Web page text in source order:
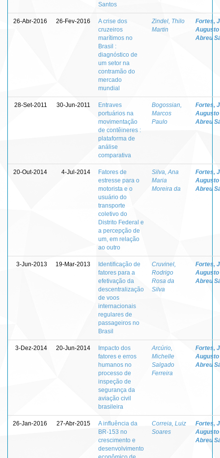
Santos
26-Abr-2016 26-Fev-2016
A crise dos
cruzeiros
marítimos no
Brasil :
diagnóstico de
um setor na
contramão do
mercado
mundial
Zindel, Thilo
Martin
Fortes,
Augusto
Abreu
28-Set-2011 30-Jun-2011
Entraves
portuários na
movimentação
de contêineres :
plataforma de
análise
comparativa
Bogossian,
Marcos
Paulo
Fortes,
Augusto
Abreu
20-Out-2014 4-Jul-2014
Fatores de
estresse para o
motorista e o
usuário do
transporte
coletivo do
Distrito Federal e
a percepção de
um, em relação
ao outro
Silva, Ana
Maria
Moreira da
Fortes,
Augusto
Abreu
3-Jun-2013 19-Mar-2013
Identificação de
fatores para a
efetivação da
descentralização
de voos
internacionais
regulares de
passageiros no
Brasil
Cruvinel,
Rodrigo
Rosa da
Silva
Fortes,
Augusto
Abreu
3-Dez-2014 20-Jun-2014
Impacto dos
fatores e erros
humanos no
processo de
inspeção de
segurança da
aviação civil
brasileira
Arcúrio,
Michelle
Salgado
Ferreira
Fortes,
Augusto
Abreu
26-Jan-2016 27-Abr-2015
A influência da
BR-153 no
crescimento e
desenvolvimento
Correia, Luiz
Soares
Fortes,
Augusto
Abreu